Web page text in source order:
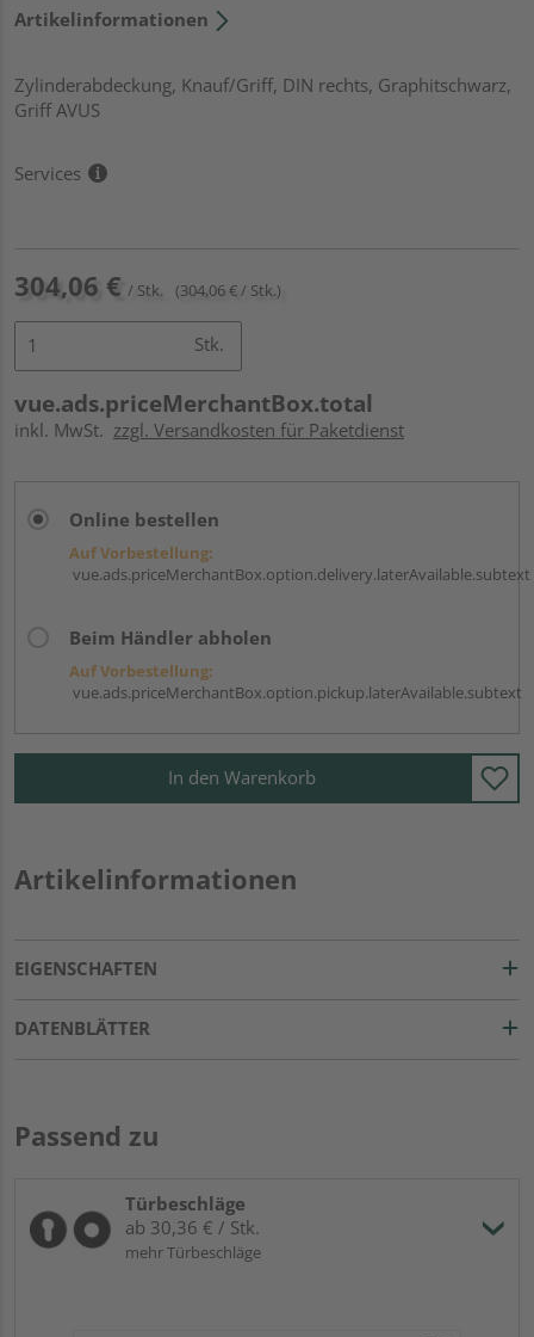
Artikelinformationen
Zylinderabdeckung, Knauf/Griff, DIN rechts, Graphitschwarz,
Griff AVUS
Services
304,06 € / Stk. (304,06 € / Stk.)
Stk.
vue.ads.priceMerchantBox.total
inkl. MwSt. zzgl. Versandkosten für Paketdienst
Online bestellen
Auf Vorbestellung:
vue.ads.priceMerchantBox.option.delivery.laterAvailable.subtext
Beim Händler abholen
Auf Vorbestellung:
vue.ads.priceMerchantBox.option.pickup.laterAvailable.subtext
In den Warenkorb
Artikelinformationen
EIGENSCHAFTEN
DATENBLÄTTER
Passend zu
Türbeschläge
ab 30,36 € / Stk.
mehr Türbeschläge